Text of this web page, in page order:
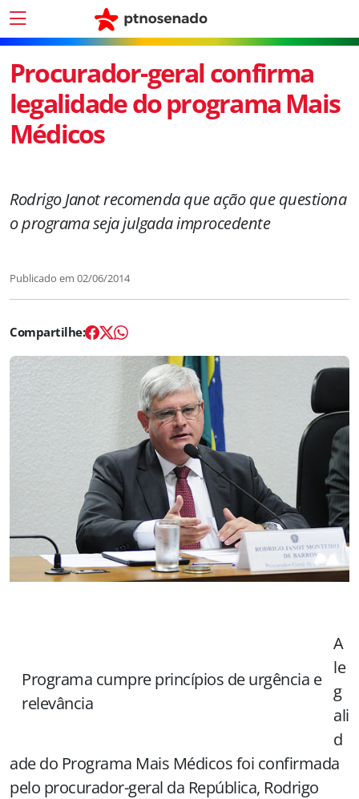
Procurador-geral confirma
legalidade do programa Mais
Médicos
Rodrigo Janot recomenda que ação que questiona
o programa seja julgada improcedente
Publicado em 02/06/2014
Programa cumpre princípios de urgência e
relevância
A
le
g
ali
d
ade do Programa Mais Médicos foi confirmada
pelo procurador-geral da República, Rodrigo